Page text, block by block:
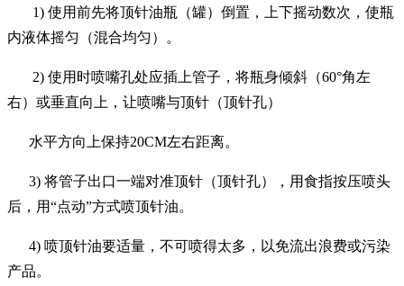
1) 使用前先将顶针油瓶（罐）倒置，上下摇动数次，使瓶
内液体摇匀（混合均匀）。
2) 使用时喷嘴孔处应插上管子，将瓶身倾斜（60°角左
右）或垂直向上，让喷嘴与顶针（顶针孔）
水平方向上保持20CM左右距离。
3) 将管子出口一端对准顶针（顶针孔），用食指按压喷头
后，用“点动”方式喷顶针油。
4) 喷顶针油要适量，不可喷得太多，以免流出浪费或污染
产品。